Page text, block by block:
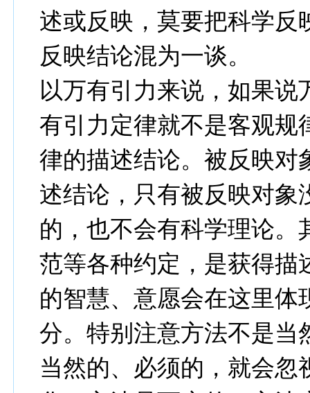
述或反映，莫要把科学反
反映结论混为一谈。
以万有引力来说，如果
有引力定律就不是客观规
律的描述结论。被反映对
述结论，只有被反映对象
的，也不会有科学理论。
范等各种约定，是获得描
的智慧、意愿会在这里体
分。特别注意方法不是当
当然的、必须的，就会